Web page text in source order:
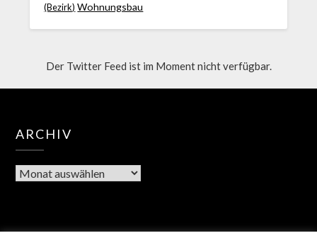
(Bezirk) Wohnungsbau
Der Twitter Feed ist im Moment nicht verfügbar.
ARCHIV